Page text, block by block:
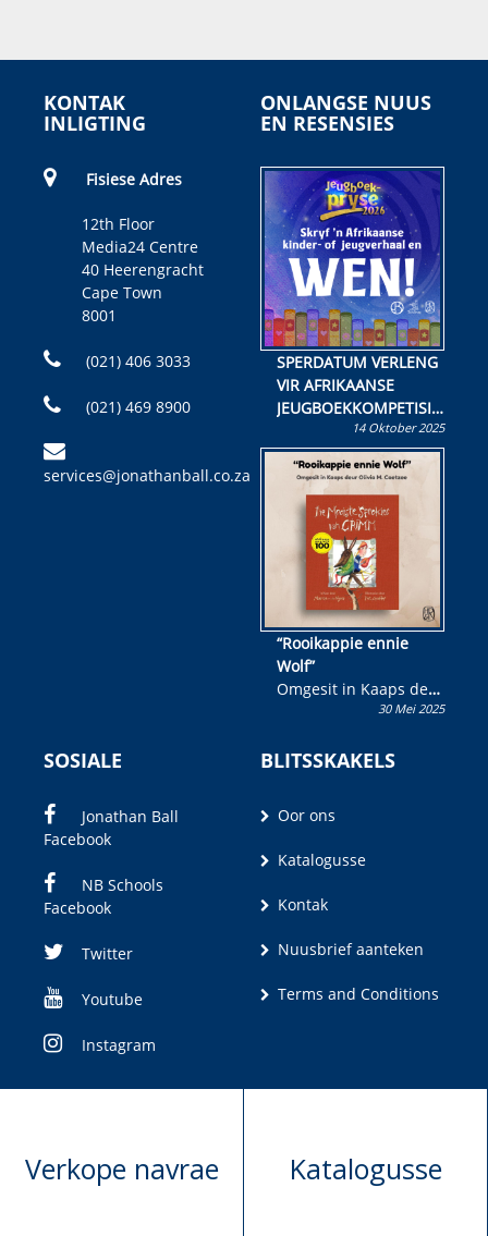
KONTAK
INLIGTING
Fisiese Adres
12th Floor
Media24 Centre
40 Heerengracht
Cape Town
8001
(021) 406 3033
(021) 469 8900
services@jonathanball.co.za
ONLANGSE NUUS
EN RESENSIES
SPERDATUM VERLENG
VIR AFRIKAANSE
JEUGBOEKKOMPETISIE
Skryf ’n jeugboek of
kinderboek en staan ’n
kans om R50 000 te
wen!
14 Oktober 2025
“Rooikappie ennie
Wolf”
Omgesit in Kaaps deur
Olivia M. Coetzee30 Mei 2025
SOSIALE
Jonathan Ball
Facebook
NB Schools
Facebook
Twitter
Youtube
Instagram
BLITSSKAKELS
Oor ons
Katalogusse
Kontak
Nuusbrief aanteken
Terms and Conditions
Verkope navrae Katalogusse